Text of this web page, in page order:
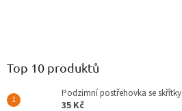
Top 10 produktů
Podzimní postřehovka se skřítky
35 Kč